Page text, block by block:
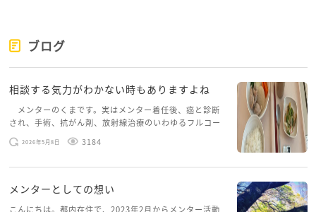
ご主人が自己啓発で勉強しているなら、「頑張ってス
タンスで応援してあげましょう^ - ^
そして、私ばかり大変な思いをして！っとなるのは、
どうしても母になるとなってしまいます。
それが爆発しないように週に一回…それがダメなら月
ブログ
相談する気力がわかない時もありますよね
メンターのくまです。実はメンター着任後、癌と診断
され、手術、抗がん剤、放射線治療のいわゆるフルコー
スを体験していて、しばらくメンターカフェに来られて
いませんでした。体力だけでなく、気力も落ちパソコン
2026年5月8日 3184
メンターとしての想い
こんにちは。都内在住で、2023年2月からメンター活動